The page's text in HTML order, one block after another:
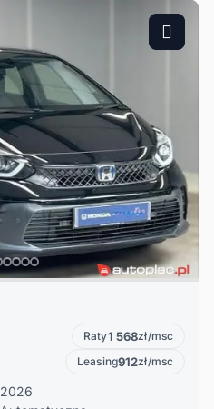
Raty1 568zł/msc
Leasing912zł/msc
2026